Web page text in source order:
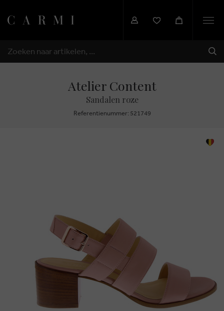
ZOEKEN
Atelier Content
Sandalen roze
Referentienummer: 521749